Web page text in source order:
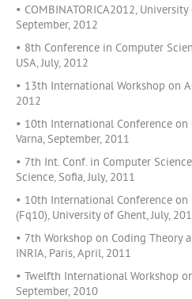
• COMBINATORICA2012,
September, 2012
• 8th Conference in Computer
USA, July, 2012
• 13th International Workshop on
2012
• 10th International Conference
Varna, September, 2011
• 7th Int. Conf. in Computer
Science, Sofia, July, 2011
• 10th International Conference
(Fq10), University of Ghent, July,
• 7th Workshop on Coding Theory
INRIA, Paris, April, 2011
• Twelfth International Workshop
September, 2010